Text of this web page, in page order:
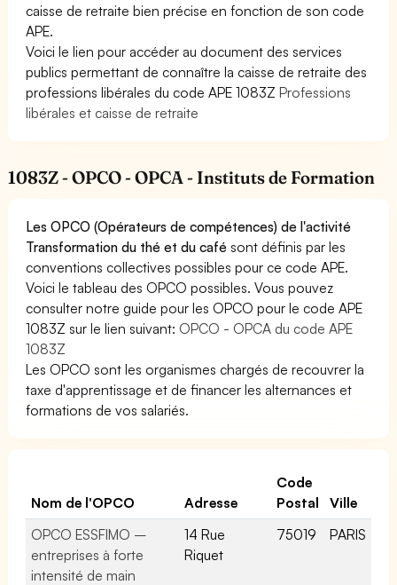
caisse de retraite bien précise en fonction de son code
APE.
Voici le lien pour accéder au document des services
publics permettant de connaître la caisse de retraite des
professions libérales du code APE 1083ZProfessions
libérales et caisse de retraite
1083Z - OPCO - OPCA - Instituts de Formation
Les OPCO (Opérateurs de compétences) de l'activité
Transformation du thé et du café sont définis par les
conventions collectives possibles pour ce code APE.
Voici le tableau des OPCO possibles. Vous pouvez
consulter notre guide pour les OPCO pour le code APE
1083Z sur le lien suivant: OPCO - OPCA du code APE
1083Z
Les OPCO sont les organismes chargés de recouvrer la
taxe d'apprentissage et de financer les alternances et
formations de vos salariés.
Nom de l'OPCO Adresse
Code
Postal
Ville
OPCO ESSFIMO –
entreprises à forte
intensité de main
14 Rue
Riquet
75019 PARIS